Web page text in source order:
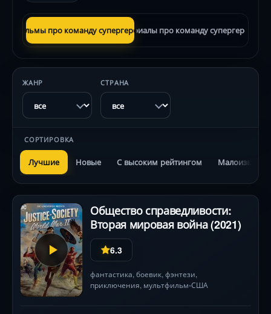
Фильмы про команду супергероевСериалы про команду супергероев
ЖАНР СТРАНА
СОРТИРОВКА
Лучшие Новые С высоким рейтингом
Общество справедливости:
Вторая мировая война (2021)
6.3
фантастика, боевик, фэнтези,
приключения, мультфильм•США